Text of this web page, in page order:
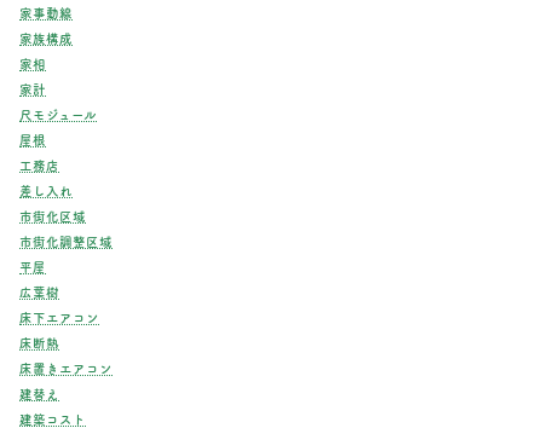
家事動線
家族構成
家相
家計
尺モジュール
屋根
工務店
差し入れ
市街化区域
市街化調整区域
平屋
広葉樹
床下エアコン
床断熱
床置きエアコン
建替え
建築コスト